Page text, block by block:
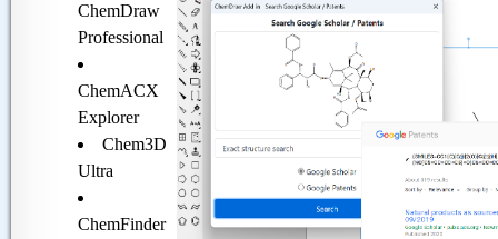
ChemDraw
Professional
ChemACX
Explorer
Chem3D
Ultra
ChemFinder